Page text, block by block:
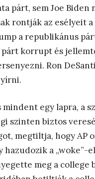
párt, sem Joe
rontják az esélyeit
a republikánus
korrupt és
Ron
mindent egy lapra, a
szinten biztos
megtiltja, hogy AP
hazudozik a „woke”-
meg a college